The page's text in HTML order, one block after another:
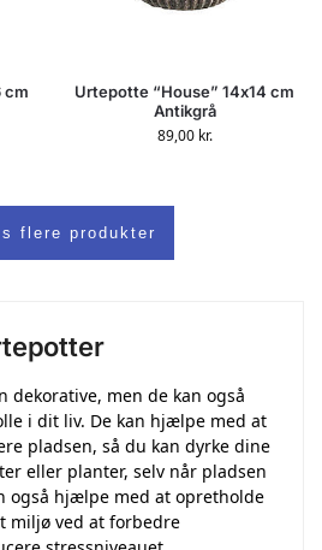
cm
Urtepotte “House” 14x14 cm
Antikgrå
89,00 kr.
flere produkter
dekorative, men de kan også
i dit liv. De kan hjælpe med at
pladsen, så du kan dyrke dine
eller planter, selv når pladsen
også hjælpe med at opretholde
miljø ved at forbedre